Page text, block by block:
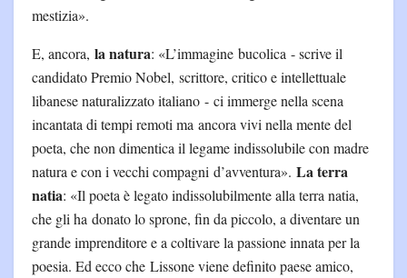
mestizia».
E, ancora, la natura: «L’immagine bucolica - scrive il
candidato Premio Nobel, scrittore, critico e intellettuale
libanese naturalizzato italiano - ci immerge nella scena
incantata di tempi remoti ma ancora vivi nella mente del
poeta, che non dimentica il legame indissolubile con madre
natura e con i vecchi compagni d’avventura». La terra
natia: «Il poeta è legato indissolubilmente alla terra natia,
che gli ha donato lo sprone, fin da piccolo, a diventare un
grande imprenditore e a coltivare la passione innata per la
poesia. Ed ecco che Lissone viene definito paese amico,